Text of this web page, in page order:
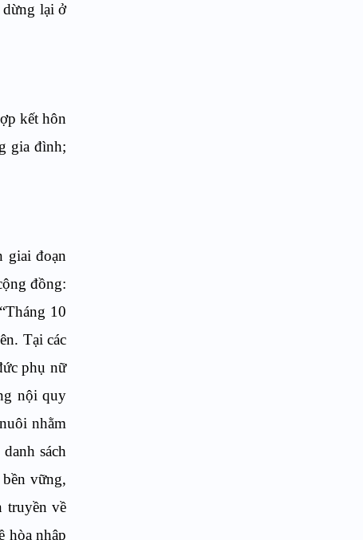
lại ở
kết hôn
gia đình;
giai đoạn
đồng:
10
Tại các
phụ nữ
nội quy
nhằm
sách
vững,
truyền về
hòa nhập